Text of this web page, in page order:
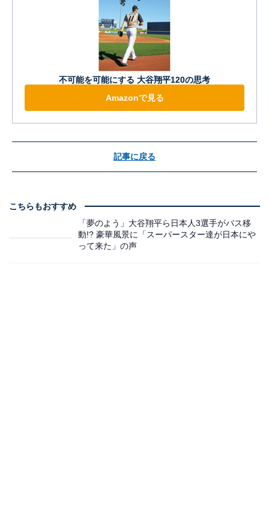
不可能を可能にする 大谷翔平120の思考
Amazonで見る
記事に戻る
こちらもおすすめ
「夢のよう」大谷翔平ら日本人3選手がバス移
動!? 豪華風景に「スーパースター達が日本にや
って来た」の声